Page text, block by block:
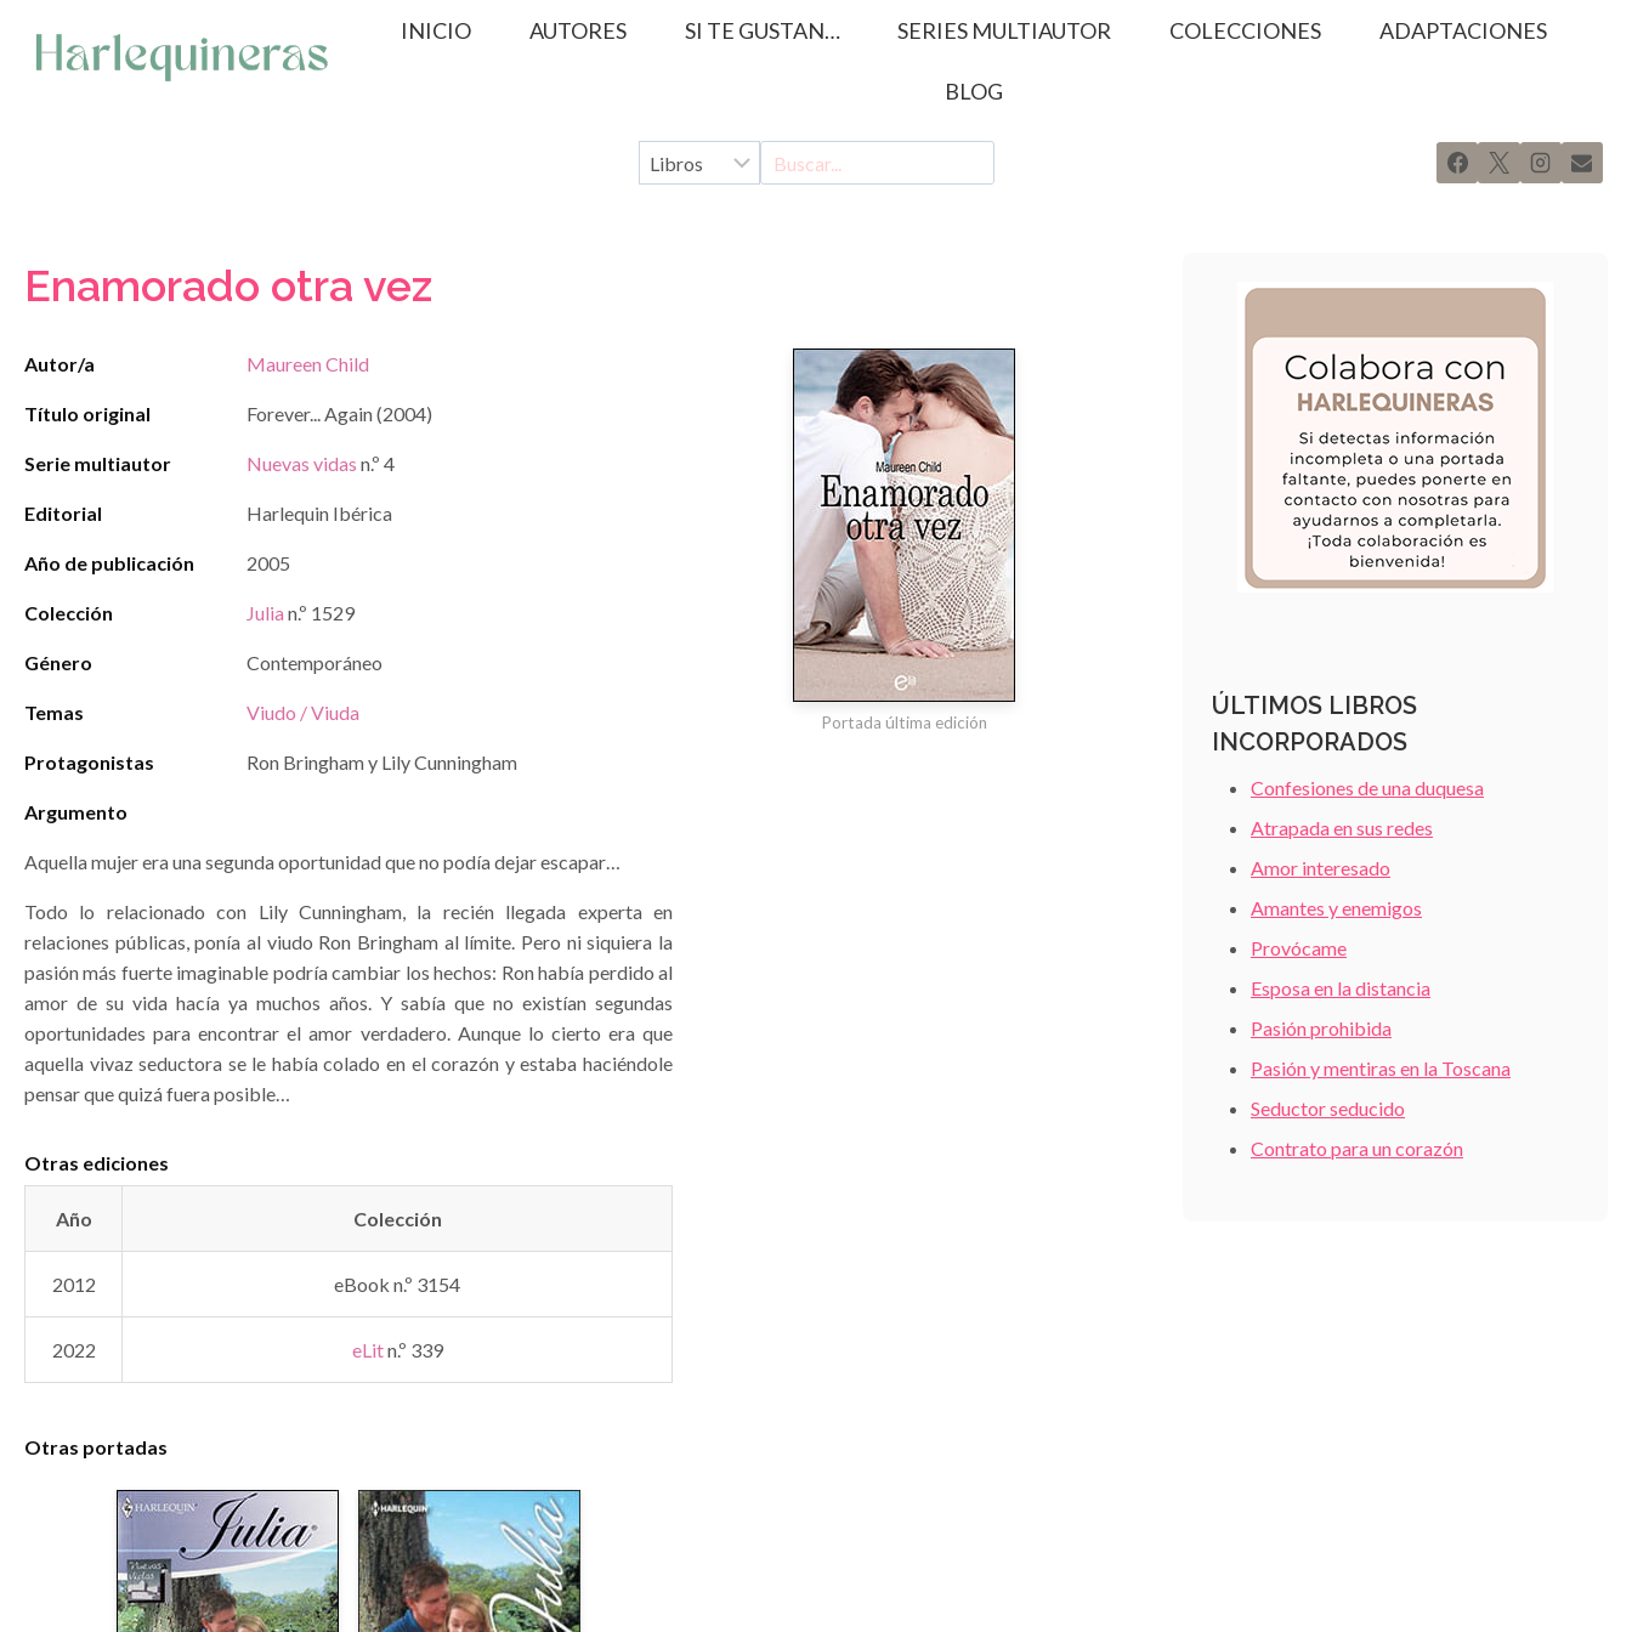
contenido
INICIO AUTORES SI TE GUSTAN… SERIES MULTIAUTOR COLECCIONES ADAPTACIONES
BLOG
Enamorado otra vez
Autor/a Maureen Child
Título original Forever... Again (2004)
Serie multiautor Nuevas vidas n.º 4
Editorial Harlequin Ibérica
Año de publicación 2005
Colección Julia n.º 1529
Género Contemporáneo
Temas Viudo / Viuda
Protagonistas Ron Bringham y Lily Cunningham
Argumento
Aquella mujer era una segunda oportunidad que no podía dejar escapar…
Todo lo relacionado con Lily Cunningham, la recién llegada experta en
relaciones públicas, ponía al viudo Ron Bringham al límite. Pero ni siquiera la
pasión más fuerte imaginable podría cambiar los hechos: Ron había perdido al
amor de su vida hacía ya muchos años. Y sabía que no existían segundas
oportunidades para encontrar el amor verdadero. Aunque lo cierto era que
aquella vivaz seductora se le había colado en el corazón y estaba haciéndole
pensar que quizá fuera posible…
Otras ediciones
Año Colección
2012 eBook n.º 3154
2022 eLitn.º 339
Otras portadas
Portada última edición
ÚLTIMOS LIBROS
INCORPORADOS
Confesiones de una duquesa
Atrapada en sus redes
Amor interesado
Amantes y enemigos
Provócame
Esposa en la distancia
Pasión prohibida
Pasión y mentiras en la Toscana
Seductor seducido
Contrato para un corazón